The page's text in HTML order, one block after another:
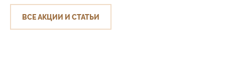
ВСЕ АКЦИИ И СТАТЬИ